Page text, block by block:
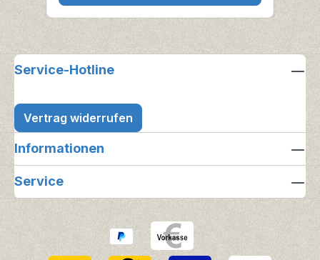
Service-Hotline
Vertrag widerrufen
Informationen
Service